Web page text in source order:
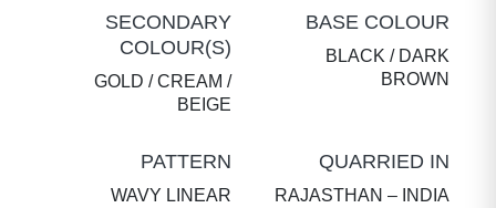
BASE COLOUR
BLACK / DARK
BROWN
SECONDARY
COLOUR(S)
GOLD / CREAM /
BEIGE
QUARRIED IN
RAJASTHAN – INDIA
PATTERN
WAVY LINEAR